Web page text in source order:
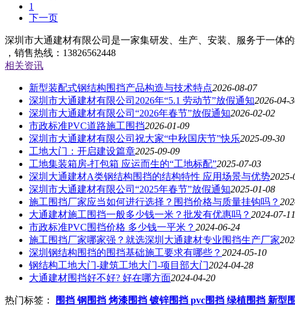
1
下一页
深圳市大通建材有限公司是一家集研发、生产、安装、服务于一体
，销售热线：13826562448
相关资讯
新型装配式钢结构围挡产品构造与技术特点2026-08-07
深圳市大通建材有限公司2026年“5.1 劳动节”放假通知2026-04-
深圳市大通建材有限公司“2026年春节”放假通知2026-02-02
市政标准PVC道路施工围挡2026-01-09
深圳市大通建材有限公司祝大家“中秋国庆节”快乐2025-09-30
工地大门：开启建设篇章2025-09-09
工地集装箱房-打包箱 应运而生的“工地标配”2025-07-03
深圳大通建材A类钢结构围挡的结构特性 应用场景与优势2025-
深圳市大通建材有限公司“2025年春节”放假通知2025-01-08
施工围挡厂家应当如何进行选择？围挡价格与质量挂钩吗？
大通建材施工围挡一般多少钱一米？批发有优惠吗？ 2024-07-11
市政标准PVC围挡价格 多少钱一平米？ 2024-06-24
施工围挡厂家哪家强？就选深圳大通建材专业围挡生产厂家
深圳钢结构围挡的围挡基础施工要求有哪些？ 2024-05-10
钢结构工地大门-建筑工地大门-项目部大门2024-04-28
大通建材围挡好不好? 好在哪方面2024-04-20
热门标签： 围挡 钢围挡 烤漆围挡 镀锌围挡 pvc围挡 绿植围挡 新型